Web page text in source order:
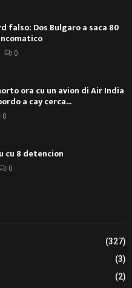
falso: Dos Bulgaro a saca 80
0
ora cu un avion di Air India
a cay cerca...
0
cu 8 detencion
0
(327)
(3)
(2)